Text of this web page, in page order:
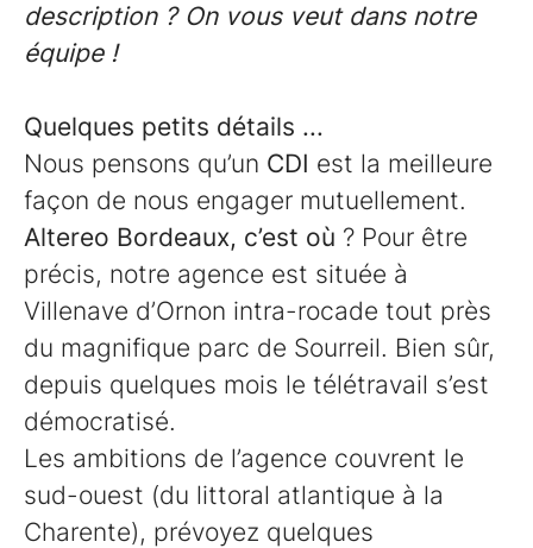
description ? On vous veut dans notre
équipe !
Quelques petits détails ...
Nous pensons qu’un CDI est la meilleure
façon de nous engager mutuellement.
Altereo Bordeaux, c’est où ? Pour être
précis, notre agence est située à
Villenave d’Ornon intra-rocade tout près
du magnifique parc de Sourreil. Bien sûr,
depuis quelques mois le télétravail s’est
démocratisé.
Les ambitions de l’agence couvrent le
sud-ouest (du littoral atlantique à la
Charente), prévoyez quelques